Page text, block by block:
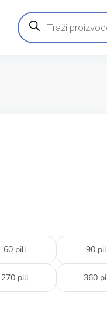
Products
search
60 pill 90
270 pill 360